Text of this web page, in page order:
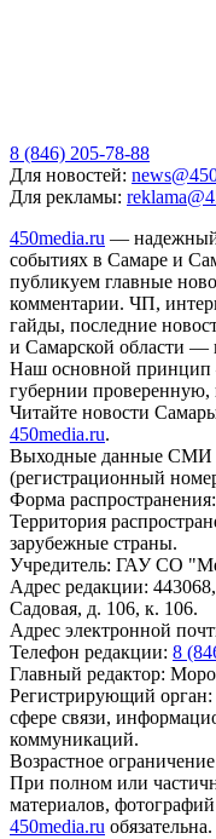
8 (846) 205-78-88
Для новостей:
Для рекламы:
450media.ru — надежный
событиях в Самаре и
публикуем главные
комментарии. ЧП,
гайды, последние
и Самарской области —
Наш основной принцип
губернии
Читайте новости
450media.ru.
Выходные данные СМИ
(регистрационный
Форма
Территория
зарубежные страны.
Учредитель: ГАУ СО
Адрес редакции:
Садовая, д. 106, к. 106.
Адрес электронной
Телефон редакции: 8
Главный редактор:
Регистрирующий орган:
сфере связи,
коммуникаций.
Возрастное
При полном или
материалов,
450media.ru обязательна.